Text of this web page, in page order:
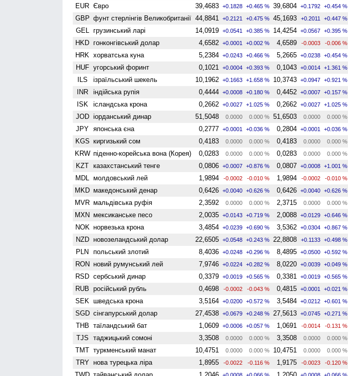
EUR Євро 39,4683 +0.1828 +0.465 % 39,6804 +0.1792 +0.454 %
GBP фунт стерлінгів Велико­британії 44,8841 +0.2121 +0.475 % 45,1693 +0.2011 +0.447 %
GEL грузинський ларі 14,0919 +0.0541 +0.385 % 14,4254 +0.0567 +0.395 %
HKD гонконгівський долар 4,6582 +0.0001 +0.002 % 4,6589 -0.0003 -0.006 %
HRK хорватська куна 5,2384 +0.0243 +0.466 % 5,2665 +0.0238 +0.454 %
HUF угорський форинт 0,1021 +0.0004 +0.393 % 0,1043 +0.0014 +1.361 %
ILS ізраїльський шекель 10,1962 +0.1663 +1.658 % 10,3743 +0.0947 +0.921 %
INR індійська рупія 0,4444 +0.0008 +0.180 % 0,4452 +0.0007 +0.157 %
ISK ісландська крона 0,2662 +0.0027 +1.025 % 0,2662 +0.0027 +1.025 %
JOD іорданський динар 51,5048 0.0000 0.000 % 51,6503 0.0000 0.000 %
JPY японська єна 0,2777 +0.0001 +0.036 % 0,2804 +0.0001 +0.036 %
KGS киргизький сом 0,4183 0.0000 0.000 % 0,4183 0.0000 0.000 %
KRW піденно-корейська вона (Корея) 0,0283 0.0000 0.000 % 0,0283 0.0000 0.000 %
KZT казахстанський тенге 0,0806 +0.0007 +0.876 % 0,0807 +0.0008 +1.001 %
MDL молдовський лей 1,9894 -0.0002 -0.010 % 1,9894 -0.0002 -0.010 %
MKD македонський денар 0,6426 +0.0040 +0.626 % 0,6426 +0.0040 +0.626 %
MVR мальдівська руфія 2,3592 0.0000 0.000 % 2,3715 0.0000 0.000 %
MXN мексиканське песо 2,0035 +0.0143 +0.719 % 2,0088 +0.0129 +0.646 %
NOK норвезька крона 3,4854 +0.0239 +0.690 % 3,5362 +0.0304 +0.867 %
NZD ново­зеландський долар 22,6505 +0.0548 +0.243 % 22,8808 +0.1133 +0.498 %
PLN польський злотий 8,4036 +0.0248 +0.296 % 8,4895 +0.0500 +0.592 %
RON новий румунський лей 7,9746 +0.0224 +0.282 % 8,0220 +0.0039 +0.049 %
RSD сербський динар 0,3379 +0.0019 +0.565 % 0,3381 +0.0019 +0.565 %
RUB російський рубль 0,4698 -0.0002 -0.043 % 0,4815 +0.0001 +0.021 %
SEK шведська крона 3,5164 +0.0200 +0.572 % 3,5484 +0.0212 +0.601 %
SGD сінгапурський долар 27,4538 +0.0679 +0.248 % 27,5613 +0.0745 +0.271 %
THB таїландський бат 1,0609 +0.0006 +0.057 % 1,0691 -0.0014 -0.131 %
TJS таджицький сомоні 3,3508 0.0000 0.000 % 3,3508 0.0000 0.000 %
TMT туркменський манат 10,4751 0.0000 0.000 % 10,4751 0.0000 0.000 %
TRY нова турецька ліра 1,8955 -0.0022 -0.116 % 1,9175 -0.0023 -0.120 %